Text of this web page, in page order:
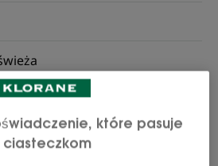
które pasuje